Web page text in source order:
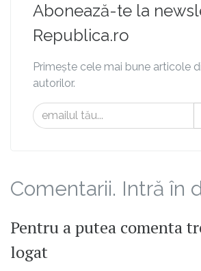
Abonează-te la
Republica.ro
Primește cele mai bune articole
autorilor.
Comentarii. Intră în
Pentru a putea comenta
logat